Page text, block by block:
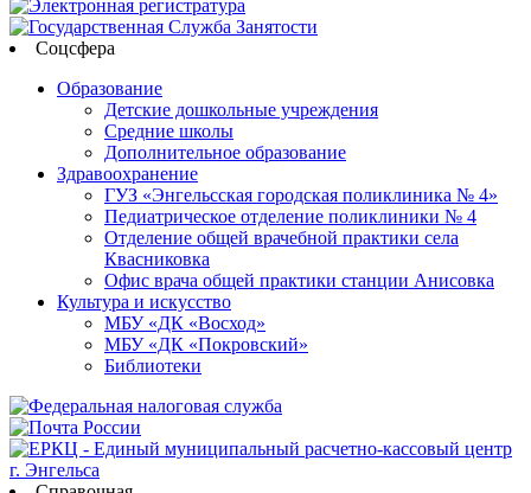
Соцсфера
Образование
Детские дошкольные учреждения
Средние школы
Дополнительное образование
Здравоохранение
ГУЗ «Энгельсская городская поликлиника № 4»
Педиатрическое отделение поликлиники № 4
Отделение общей врачебной практики села
Квасниковка
Офис врача общей практики станции Анисовка
Культура и искусство
МБУ «ДК «Восход»
МБУ «ДК «Покровский»
Библиотеки